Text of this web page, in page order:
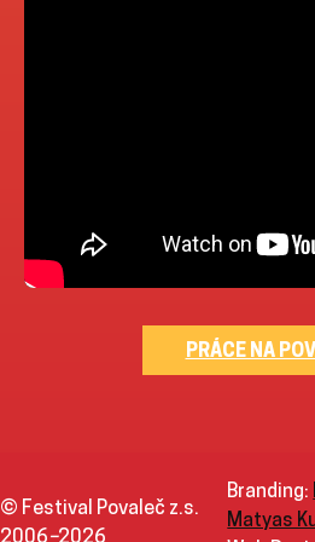
PRÁCE NA
© Festival Povaleč z.s.
2006–2026
Branding:
Matyas